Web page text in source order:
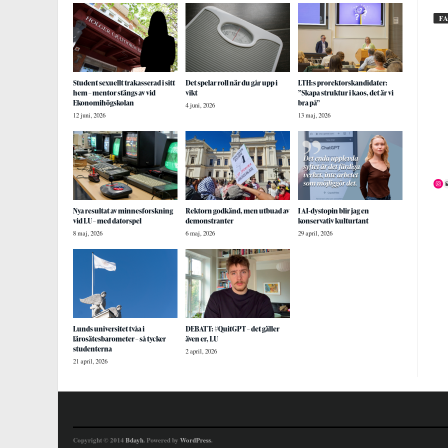
Student sexuellt trakasserad i sitt
hem – mentor stängs av vid
Ekonomihögskolan
12 juni, 2026
Det spelar roll när du går upp i
vikt
4 juni, 2026
LTH:s prorektorskandidater:
”Skapa struktur i kaos, det är vi
bra på”
13 maj, 2026
Nya resultat av minnesforskning
vid LU – med datorspel
8 maj, 2026
Rektorn godkänd, men utbuad av
demonstranter
6 maj, 2026
I AI-dystopin blir jag en
konservativ kulturtant
29 april, 2026
Lunds universitet tvåa i
lärosätesbarometer – så tycker
studenterna
21 april, 2026
DEBATT: #QuitGPT – det gäller
även er, LU
2 april, 2026
Copyright © 2014 Bdayh. Powered by WordPress.